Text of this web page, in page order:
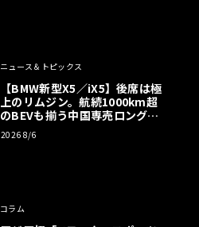
ニュース＆トピックス
【BMW新型X5／iX5】後席は極
上のリムジン。航続1000km超
のBEVも揃う中国専売ロング仕
様の全貌
2026 8/6
コラム